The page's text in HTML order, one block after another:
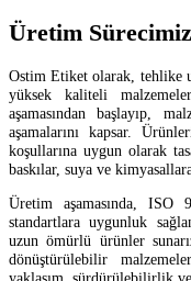
Üretim
Ostim Etiket olarak, tehlike
yüksek kaliteli
aşamasından başlayıp,
aşamalarını kapsar.
koşullarına uygun olarak
baskılar, suya ve
Üretim aşamasında,
standartlara uygunluk
uzun ömürlü ürünler
dönüştürülebilir